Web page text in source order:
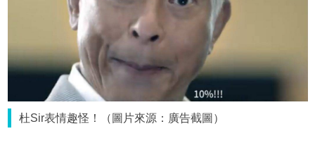
杜Sir表情趣怪！（圖片來源：廣告截圖）